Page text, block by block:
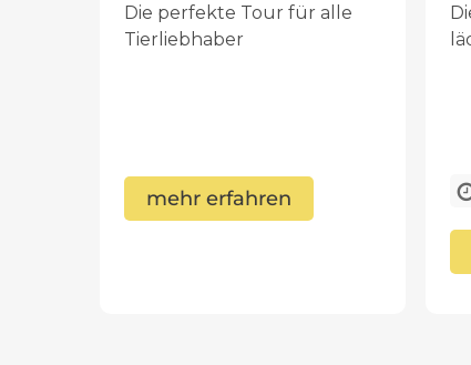
Die perfekte Tour für alle
Tierliebhaber
mehr erfahren